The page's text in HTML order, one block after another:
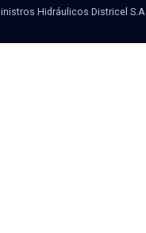
Hidráulicos Districel